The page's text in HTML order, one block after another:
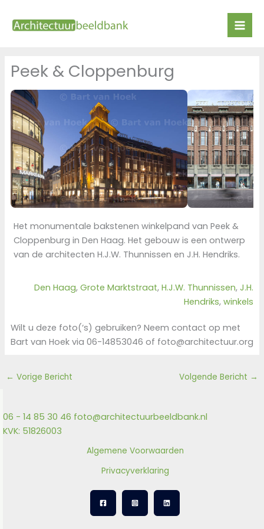
naar
Peek & Cloppenburg
Het monumentale bakstenen winkelpand van Peek &
Cloppenburg in Den Haag. Het gebouw is een ontwerp
van de architecten H.J.W. Thunnissen en J.H. Hendriks.
Den Haag, Grote Marktstraat, H.J.W. Thunnissen, J.H.
Hendriks, winkels
Wilt u deze foto(‘s) gebruiken? Neem contact op met
Bart van Hoek via 06-14853046 of foto@architectuur.org
← Vorige Bericht Volgende Bericht →
06 - 14 85 30 46 foto@architectuurbeeldbank.nl
KVK: 51826003
Algemene Voorwaarden
Privacyverklaring